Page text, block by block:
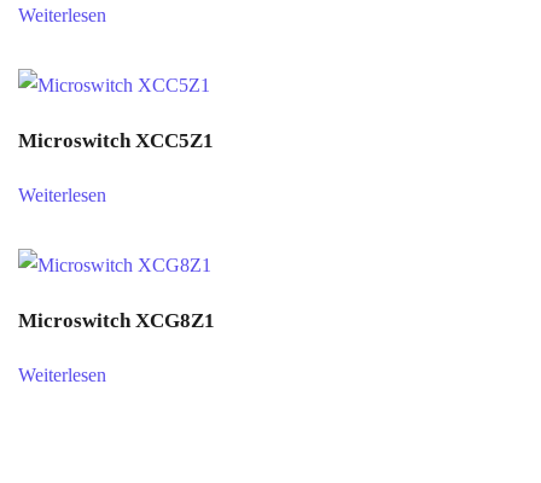
Weiterlesen
Microswitch XCC5Z1
Weiterlesen
Microswitch XCG8Z1
Weiterlesen